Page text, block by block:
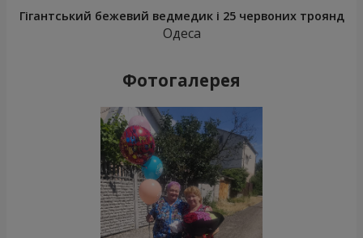
Гігантський бежевий ведмедик і 25 червоних троянд
Одеса
Фотогалерея